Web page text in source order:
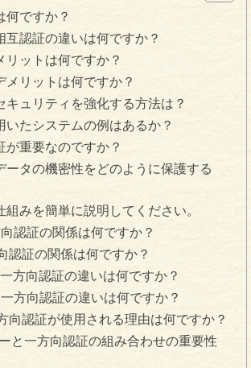
何ですか？
互認証の違いは何ですか？
リットは何ですか？
メリットは何ですか？
キュリティを強化する方法は？
いたシステムの例はあるか？
が重要なのですか？
ータの機密性をどのように保護する
組みを簡単に説明してください。
認証の関係は何ですか？
認証の関係は何ですか？
方向認証の違いは何ですか？
方向認証の違いは何ですか？
向認証が使用される理由は何ですか？
と一方向認証の組み合わせの重要性